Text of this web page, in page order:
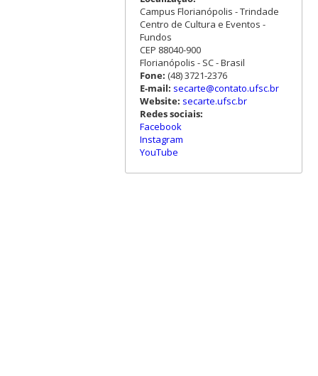
Campus Florianópolis - Trindade
Centro de Cultura e Eventos -
Fundos
CEP 88040-900
Florianópolis - SC - Brasil
Fone: (48) 3721-2376
E-mail: secarte@contato.ufsc.br
Website: secarte.ufsc.br
Redes sociais:
Facebook
Instagram
YouTube